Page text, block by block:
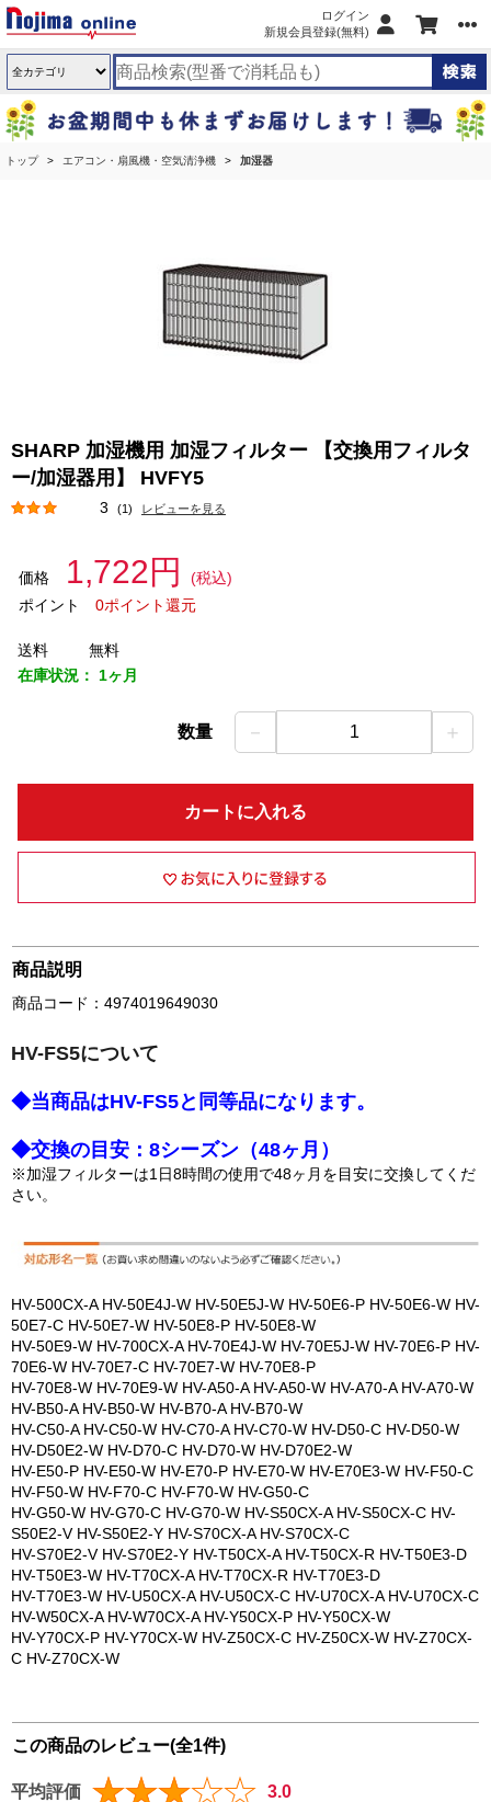
ログイン
新規会員登録(無料)
トップ エアコン・扇風機・空気清浄機 加湿器
SHARP 加湿機用 加湿フィルター 【交換用フィルタ
ー/加湿器用】 HVFY5
3 (1) レビューを見る
価格 1,722円
(税込)
ポイント
0ポイント還元
送料
無料
在庫状況： 1ヶ月
数量 － 1 ＋
カートに入れる
商品説明
商品コード：4974019649030
HV-FS5について
◆当商品はHV-FS5と同等品になります。
◆交換の目安：8シーズン（48ヶ月）
※加湿フィルターは1日8時間の使用で48ヶ月を目安に交換してくだ
さい。
HV-500CX-A HV-50E4J-W HV-50E5J-W HV-50E6-P HV-50E6-W HV-
50E7-C HV-50E7-W HV-50E8-P HV-50E8-W
HV-50E9-W HV-700CX-A HV-70E4J-W HV-70E5J-W HV-70E6-P HV-
70E6-W HV-70E7-C HV-70E7-W HV-70E8-P
HV-70E8-W HV-70E9-W HV-A50-A HV-A50-W HV-A70-A HV-A70-W
HV-B50-A HV-B50-W HV-B70-A HV-B70-W
HV-C50-A HV-C50-W HV-C70-A HV-C70-W HV-D50-C HV-D50-W
HV-D50E2-W HV-D70-C HV-D70-W HV-D70E2-W
HV-E50-P HV-E50-W HV-E70-P HV-E70-W HV-E70E3-W HV-F50-C
HV-F50-W HV-F70-C HV-F70-W HV-G50-C
HV-G50-W HV-G70-C HV-G70-W HV-S50CX-A HV-S50CX-C HV-
S50E2-V HV-S50E2-Y HV-S70CX-A HV-S70CX-C
HV-S70E2-V HV-S70E2-Y HV-T50CX-A HV-T50CX-R HV-T50E3-D
HV-T50E3-W HV-T70CX-A HV-T70CX-R HV-T70E3-D
HV-T70E3-W HV-U50CX-A HV-U50CX-C HV-U70CX-A HV-U70CX-C
HV-W50CX-A HV-W70CX-A HV-Y50CX-P HV-Y50CX-W
HV-Y70CX-P HV-Y70CX-W HV-Z50CX-C HV-Z50CX-W HV-Z70CX-
C HV-Z70CX-W
この商品のレビュー(全1件)
平均評価 3.0